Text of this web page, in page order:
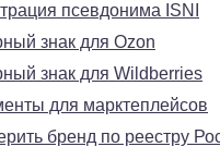
псевдонима ISNI
знак для Ozon
знак для Wildberries
для марктеплейсов
бренд по реестру